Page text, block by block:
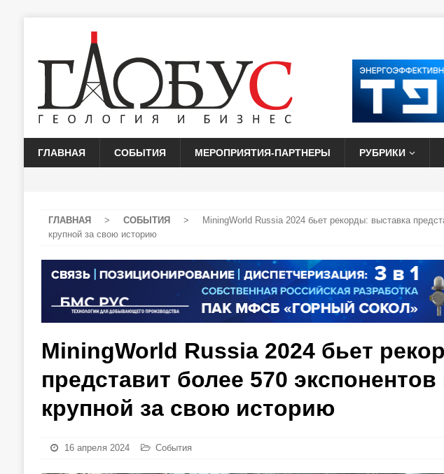
ГЛАВНАЯ СОБЫТИЯ МЕРОПРИЯТИЯ-ПАРТНЕРЫ РУБРИКИ
ГЛАВНАЯ > СОБЫТИЯ >
MiningWorld Russia 2024 бьет рекорды: выставка
крупной за свою историю
MiningWorld Russia 2024 бьет
представит более 570
крупной за свою историю
16 апреля 2024 События